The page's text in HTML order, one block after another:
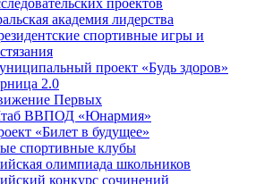
проектов
академия лидерства
спортивные игры и
проект «Будь здоров»
2.0
Первых
ВВПОД «Юнармия»
«Билет в будущее»
спортивные клубы
олимпиада школьников
конкурс сочинений